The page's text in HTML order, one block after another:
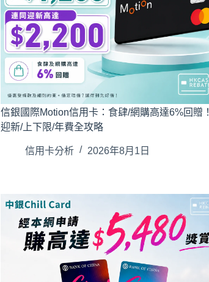
信銀國際Motion信用卡：食肆/網購高達6%回贈！
迎新/上下限/年費全攻略
信用卡分析 2026年8月1日